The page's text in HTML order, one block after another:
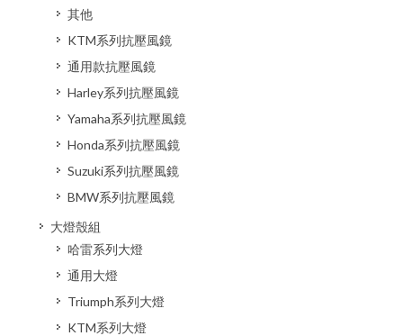
其他
KTM系列抗壓風鏡
通用款抗壓風鏡
Harley系列抗壓風鏡
Yamaha系列抗壓風鏡
Honda系列抗壓風鏡
Suzuki系列抗壓風鏡
BMW系列抗壓風鏡
大燈殼組
哈雷系列大燈
通用大燈
Triumph系列大燈
KTM系列大燈